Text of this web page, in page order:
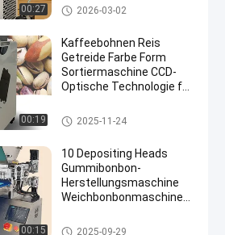
00:27 Vakuumfrost-Trockner
2026-03-02
00:19
Kaffeebohnen Reis
Getreide Farbe Form
Sortiermaschine CCD-
Optische Technologie für
Farbsortierermaschine
2025-11-24
00:15
10 Depositing Heads
Gummibonbon-
Herstellungsmaschine
Weichbonbonmaschine
Vakuumfrost-Trockner
2025-09-29